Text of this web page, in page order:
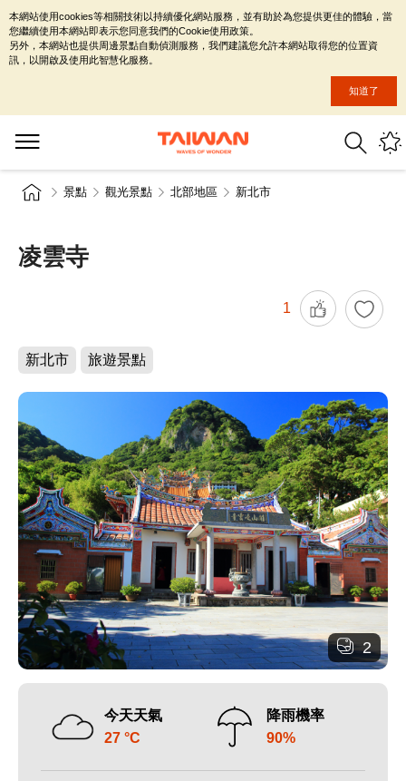
景點 觀光景點 北部地區 新北市
凌雲寺
1
新北市 旅遊景點
2
今天天氣
27 °C
降雨機率
90%
本網站使用cookies等相關技術以持續優化網站服務，並有助於為您提供更佳的體驗，當
您繼續使用本網站即表示您同意我們的Cookie使用政策。
另外，本網站也提供周邊景點自動偵測服務，我們建議您允許本網站取得您的位置資
訊，以開啟及使用此智慧化服務。
知道了